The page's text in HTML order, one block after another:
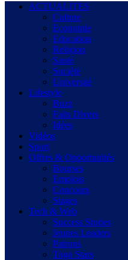
ACTUALITES
Culture
Economie
Education
Religion
Santé
Société
Université
Lifestyle
Buzz
Faits Divers
Idées
Vidéos
Sport
Offres & Opportunités
Bourses
Emplois
Concours
Stages
Tech & Web
Success Stories
Jeunes Leaders
Patrons
Togo Stars